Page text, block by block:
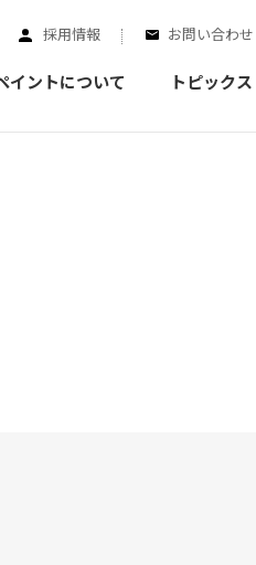
採用情報 お問い合わせ
イントについて トピックス